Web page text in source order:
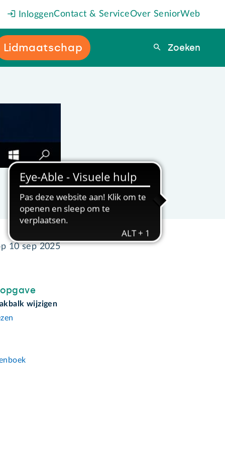
InloggenContact & ServiceOver SeniorWeb
Lidmaatschap Zoeken
Zoeken
10 sep 2025
wijzigen